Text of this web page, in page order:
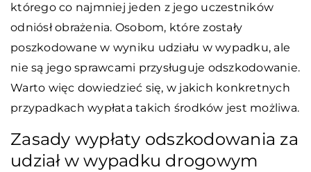
którego co najmniej jeden z jego uczestników
odniósł obrażenia. Osobom, które zostały
poszkodowane w wyniku udziału w wypadku, ale
nie są jego sprawcami przysługuje odszkodowanie.
Warto więc dowiedzieć się, w jakich konkretnych
przypadkach wypłata takich środków jest możliwa.
Zasady wypłaty odszkodowania za
udział w wypadku drogowym